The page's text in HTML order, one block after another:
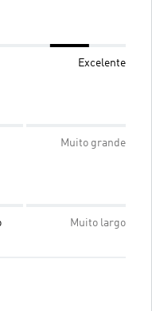
Excelente
Muito grande
Muito largo